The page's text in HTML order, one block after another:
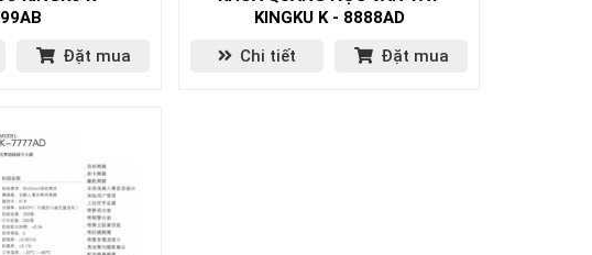
Đặt mua
KINGKU K - 8888AD
Chi tiết
Đặt mua